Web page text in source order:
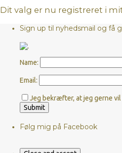
Dit valg er nu registreret i
Sign up til nyhedsmail og få
Name:
Email:
Jeg bekræfter, at jeg gerne
Følg mig på Facebook